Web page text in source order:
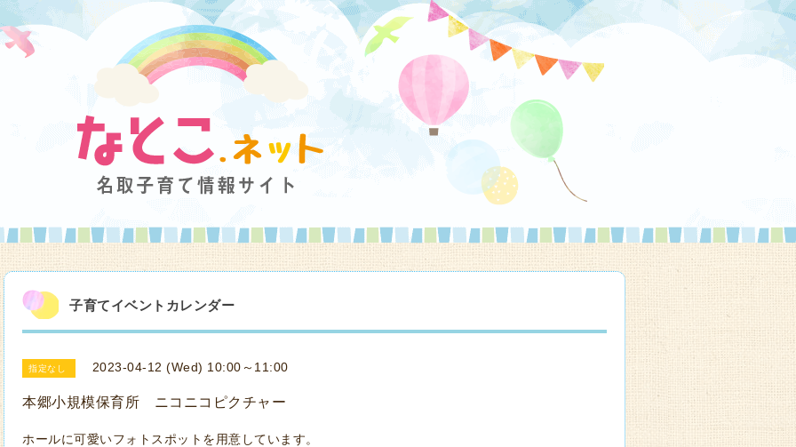
子育てイベントカレンダー
指定なし 2023-04-12 (Wed) 10:00～11:00
本郷小規模保育所 ニコニコピクチャー
ホールに可愛いフォトスポットを用意しています。